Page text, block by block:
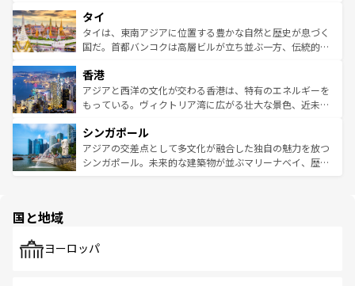
リティに包まれながら、韓国の多彩な魅力を心ゆくまで味
わってみてほしい。 なお、新着の韓国情報はコンテンツ一
覧を参照してほしい。
急速な発展と共に伝統が息づく。ハノイの古い町並みやホ
ーチミン市のフランス統治時代の建物も、独特の雰囲気を
醸し出している。また、バラエティの豊かさとおいしさで
とつ。フォーやバインミー、ベトナムコーヒーなどは、ぜ
ひ現地で味わいたい。どの地域を訪れてもあたたかい人々
が旅行者を迎えてくれるので、きっと忘れられない旅にな
参照してほしい。
タイ
タイは、東南アジアに位置する豊かな自然と歴史が息づく
国だ。首都バンコクは高層ビルが立ち並ぶ一方、伝統的な
の活気が交差している。北部ではチェンマイなどの山岳地
帯で自然と触れ合い、南部ではプーケットやクラビの美し
いビーチでリゾート気分を楽しむことができる。タイ料理
激する。気候は一年中温暖で、どの季節にも異なる楽しみ
が待っている。親しみやすいタイの人々、仏教を中心とし
た文化、そして多様な観光資源が、訪れる旅人を魅了し続
香港
アジアと西洋の文化が交わる香港は、特有のエネルギーを
もっている。ヴィクトリア湾に広がる壮大な景色、近未来
み、どこを訪れても感動するはず。観光スポットが密集し
ており、効率よく見どころを回れるのも魅力。息をのむよ
うな絶景から文化的な体験まで、香港を存分に楽しみ尽く
シンガポール
アジアの交差点として多文化が融合した独自の魅力を放つ
シンガポール。未来的な建築物が並ぶマリーナベイ、歴史
で、ホーカーズは地元の風情を楽しめる外せないスポット
国と地域
ヨーロッパ